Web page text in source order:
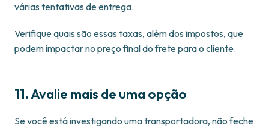
várias tentativas de entrega.
Verifique quais são essas taxas, além dos impostos, que
podem impactar no preço final do frete para o cliente.
11. Avalie mais de uma opção
Se você está investigando uma transportadora, não feche